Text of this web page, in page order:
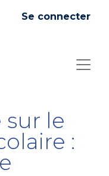
Se connecter
le
: